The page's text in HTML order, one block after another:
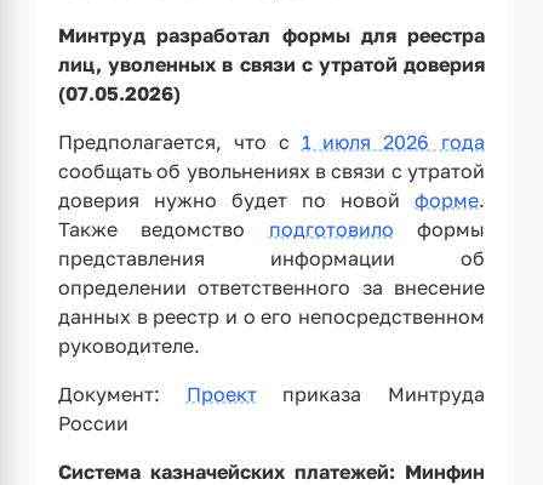
Минтруд разработал формы для реестра
лиц, уволенных в связи с утратой доверия
(07.05.2026)
Предполагается, что с 1 июля 2026 года
сообщать об увольнениях в связи с утратой
доверия нужно будет по новой форме.
Также ведомство подготовило формы
представления информации об
определении ответственного за внесение
данных в реестр и о его непосредственном
руководителе.
Документ: Проектприказа Минтруда
России
Система казначейских платежей: Минфин